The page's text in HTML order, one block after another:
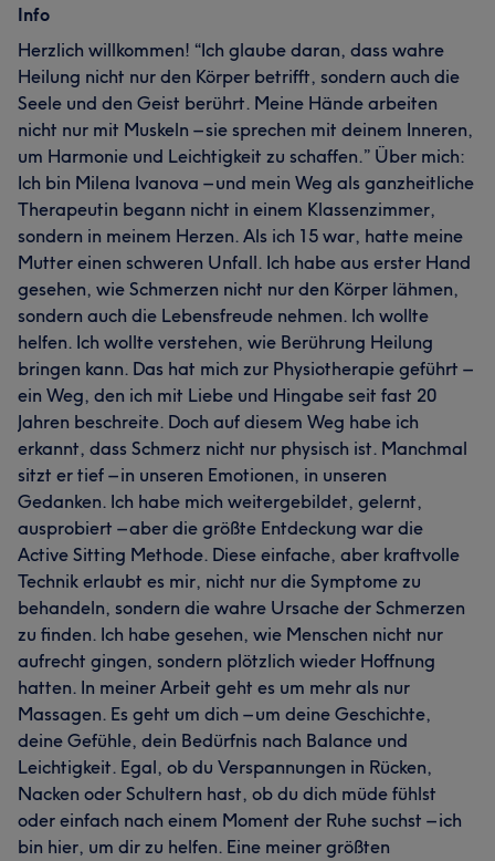
Info
Herzlich willkommen! “Ich glaube daran, dass wahre
Heilung nicht nur den Körper betrifft, sondern auch die
Seele und den Geist berührt. Meine Hände arbeiten
nicht nur mit Muskeln – sie sprechen mit deinem Inneren,
um Harmonie und Leichtigkeit zu schaffen.” Über mich:
Ich bin Milena Ivanova – und mein Weg als ganzheitliche
Therapeutin begann nicht in einem Klassenzimmer,
sondern in meinem Herzen. Als ich 15 war, hatte meine
Mutter einen schweren Unfall. Ich habe aus erster Hand
gesehen, wie Schmerzen nicht nur den Körper lähmen,
sondern auch die Lebensfreude nehmen. Ich wollte
helfen. Ich wollte verstehen, wie Berührung Heilung
bringen kann. Das hat mich zur Physiotherapie geführt –
ein Weg, den ich mit Liebe und Hingabe seit fast 20
Jahren beschreite. Doch auf diesem Weg habe ich
erkannt, dass Schmerz nicht nur physisch ist. Manchmal
sitzt er tief – in unseren Emotionen, in unseren
Gedanken. Ich habe mich weitergebildet, gelernt,
ausprobiert – aber die größte Entdeckung war die
Active Sitting Methode. Diese einfache, aber kraftvolle
Technik erlaubt es mir, nicht nur die Symptome zu
behandeln, sondern die wahre Ursache der Schmerzen
zu finden. Ich habe gesehen, wie Menschen nicht nur
aufrecht gingen, sondern plötzlich wieder Hoffnung
hatten. In meiner Arbeit geht es um mehr als nur
Massagen. Es geht um dich – um deine Geschichte,
deine Gefühle, dein Bedürfnis nach Balance und
Leichtigkeit. Egal, ob du Verspannungen in Rücken,
Nacken oder Schultern hast, ob du dich müde fühlst
oder einfach nach einem Moment der Ruhe suchst – ich
bin hier, um dir zu helfen. Eine meiner größten